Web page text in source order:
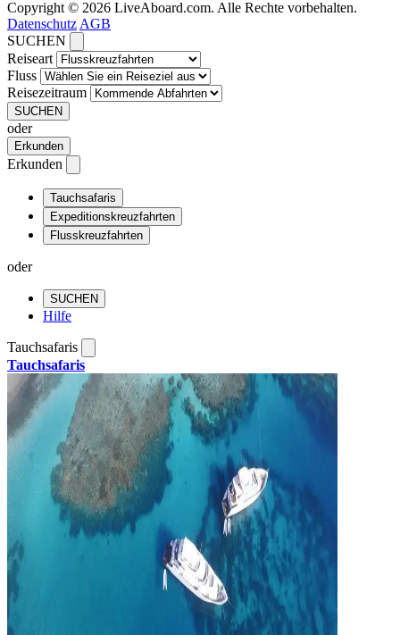
Copyright © 2026 LiveAboard.com. Alle Rechte vorbehalten.
Datenschutz AGB
SUCHEN
Reiseart
Fluss
Reisezeitraum
SUCHEN
oder
Erkunden
Erkunden
Tauchsafaris
Expeditionskreuzfahrten
Flusskreuzfahrten
oder
SUCHEN
Hilfe
Tauchsafaris
Tauchsafaris